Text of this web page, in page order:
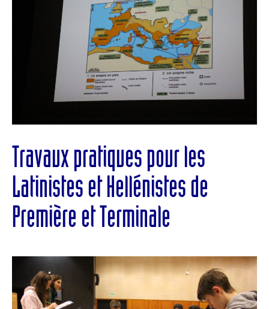
Travaux pratiques pour les
Latinistes et Hellénistes de
Première et Terminale